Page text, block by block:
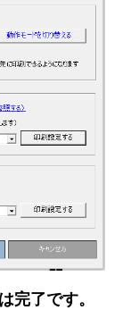
完了です。